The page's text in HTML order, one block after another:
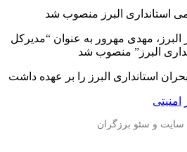
استانداری البرز منصوب شد
البرز، مهدی مهرور به عنوان “مدیرکل
البرز” منصوب شد
استانداری البرز را بر عهده داشت
امنیتی